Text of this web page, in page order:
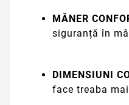
MÂNER
siguranță în
DIMENSIUNI
face treaba